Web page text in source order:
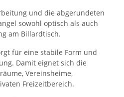
und die abgerundeten
sowohl optisch als auch
am Billardtisch.
für eine stabile Form und
Damit eignet sich die
Vereinsheime,
Freizeitbereich.